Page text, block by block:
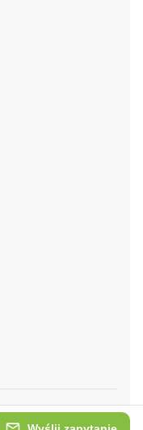
również wUK-FR-